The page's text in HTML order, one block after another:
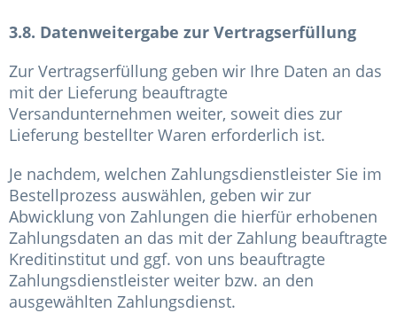
3.8. Datenweitergabe zur Vertragserfüllung
Zur Vertragserfüllung geben wir Ihre Daten an das
mit der Lieferung beauftragte
Versandunternehmen weiter, soweit dies zur
Lieferung bestellter Waren erforderlich ist.
Je nachdem, welchen Zahlungsdienstleister Sie im
Bestellprozess auswählen, geben wir zur
Abwicklung von Zahlungen die hierfür erhobenen
Zahlungsdaten an das mit der Zahlung beauftragte
Kreditinstitut und ggf. von uns beauftragte
Zahlungsdienstleister weiter bzw. an den
ausgewählten Zahlungsdienst.